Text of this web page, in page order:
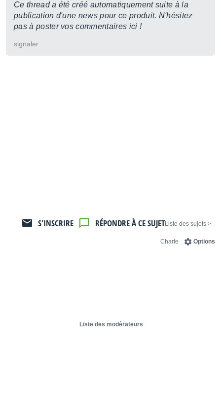
Ce thread a été créé automatiquement suite à la
publication d'une news pour ce produit. N'hésitez
pas à poster vos commentaires ici !
signaler
< Liste des sujets
RÉPONDRE À CE SUJET
S'INSCRIRE
Options
Charte
Liste des modérateurs